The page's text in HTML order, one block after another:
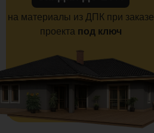
на материалы из ДПК при заказе
проекта под ключ